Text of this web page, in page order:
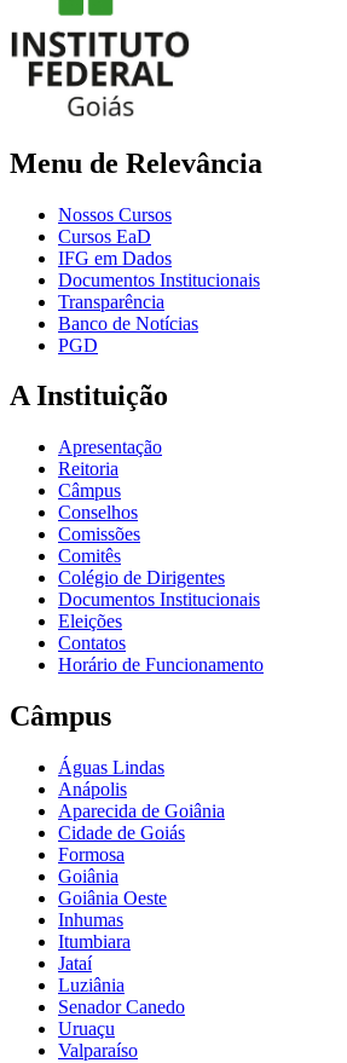
Menu de Relevância
Nossos Cursos
Cursos EaD
IFG em Dados
Documentos Institucionais
Transparência
Banco de Notícias
PGD
A Instituição
Apresentação
Reitoria
Câmpus
Conselhos
Comissões
Comitês
Colégio de Dirigentes
Documentos Institucionais
Eleições
Contatos
Horário de Funcionamento
Câmpus
Águas Lindas
Anápolis
Aparecida de Goiânia
Cidade de Goiás
Formosa
Goiânia
Goiânia Oeste
Inhumas
Itumbiara
Jataí
Luziânia
Senador Canedo
Uruaçu
Valparaíso